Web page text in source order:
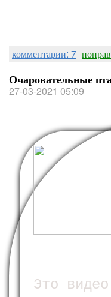
комментарии: 7
Очаровательные
27-03-2021 05:09
Это